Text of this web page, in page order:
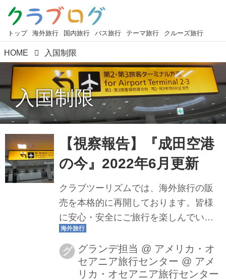
トップ 海外旅行 国内旅行 バス旅行 テーマ旅行 クルーズ旅行
HOME 入国制限
入国制限
【視察報告】『成田空港
の今』2022年6月更新
クラブツーリズムでは、海外旅行の販
売を本格的に再開しております。皆様
に安心・安全にご旅行を楽しんでいた
だくために、弊社スタッフが販売再開
国から順次視察を行っております！
グ グランデ担当 @ アメリカ・オ
セアニア旅行センター @ アメ
リカ・オセアニア旅行センター